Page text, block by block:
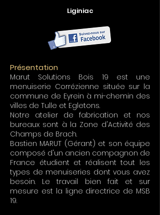
Liginiac
Présentation
Marut Solutions Bois 19 est une
menuiserie Corrézienne située sur la
commune de Eyrein à mi-chemin des
villes de Tulle et Egletons.
Notre atelier de fabrication et nos
bureaux sont à la Zone d'Activité des
Champs de Brach.
Bastien MARUT (Gérant) et son équipe
composé d'un ancien compagnon de
France étudient et réalisent tout les
types de menuiseries dont vous avez
besoin. Le travail bien fait et sur
mesure est la ligne directrice de MSB
19.